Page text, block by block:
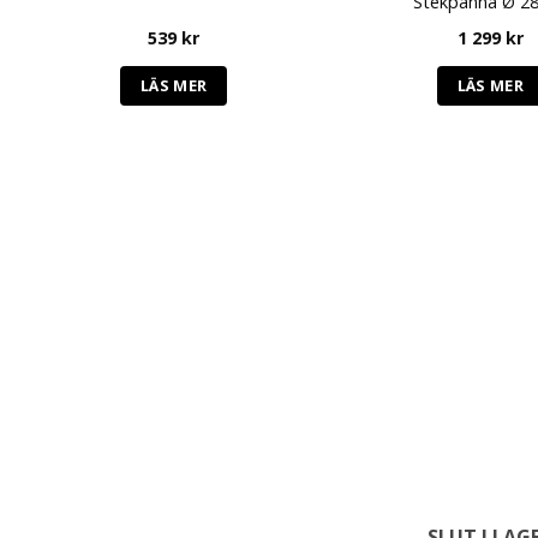
539 kr
LÄS MER
1 299 kr
LÄS MER